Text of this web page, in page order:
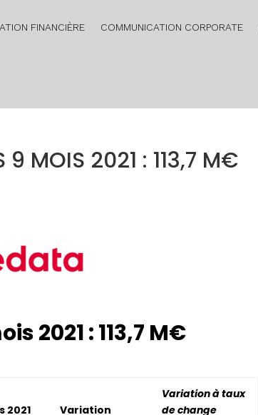
FINANCIÈRE COMMUNICATION CORPORATE
9 MOIS 2021 : 113,7 M€
2021 : 113,7 M€
2021 Variation
Variation à taux
de change